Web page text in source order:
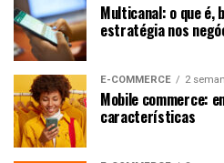
Multicanal: o que é,
estratégia nos
E-COMMERCE 2
Mobile commerce:
características